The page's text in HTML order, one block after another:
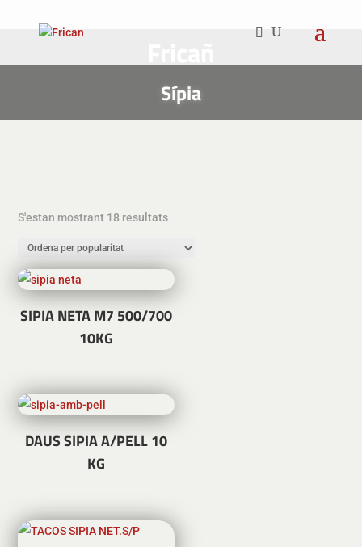
Sípia
S'estan mostrant 18 resultatsOrdenat
popularitat
SIPIA NETA M7 500/700
10KG
DAUS SIPIA A/PELL 10
KG